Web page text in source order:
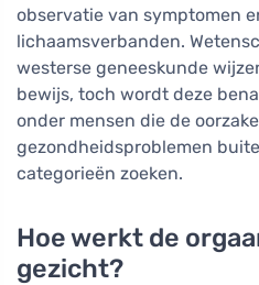
observatie van symptomen
lichaamsverbanden.
westerse geneeskunde
bewijs, toch wordt deze
onder mensen die de
gezondheidsproblemen
categorieën zoeken.
Hoe werkt de
gezicht?